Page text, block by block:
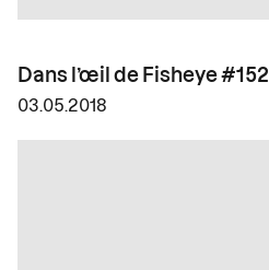
Dans l’œil de Fisheye #152
03.05.2018